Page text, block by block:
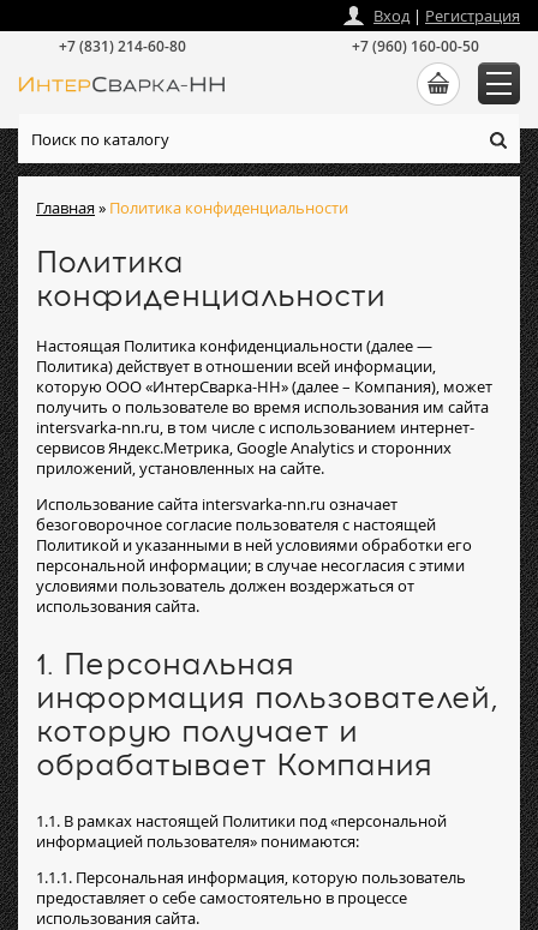
Главная» Политика конфиденциальности
Политика
конфиденциальности
Настоящая Политика конфиденциальности (далее —
Политика) действует в отношении всей информации,
которую ООО «ИнтерСварка-НН» (далее – Компания), может
получить о пользователе во время использования им сайта
intersvarka-nn.ru, в том числе с использованием интернет-
сервисов Яндекс.Метрика, Google Analytics и сторонних
приложений, установленных на сайте.
Использование сайта intersvarka-nn.ru означает
безоговорочное согласие пользователя с настоящей
Политикой и указанными в ней условиями обработки его
персональной информации; в случае несогласия с этими
условиями пользователь должен воздержаться от
использования сайта.
1. Персональная
информация пользователей,
которую получает и
обрабатывает Компания
1.1. В рамках настоящей Политики под «персональной
информацией пользователя» понимаются:
1.1.1. Персональная информация, которую пользователь
предоставляет о себе самостоятельно в процессе
использования сайта.
Вход| Регистрация
+7 (831) 214-60-80 +7 (960) 160-00-50